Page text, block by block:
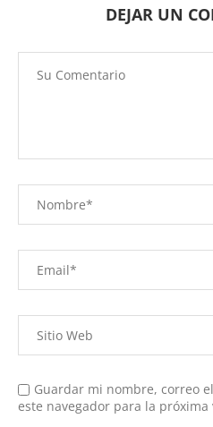
DEJAR UN
Guardar mi nombre, correo
este navegador para la próxima